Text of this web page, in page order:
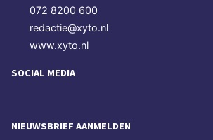
072 8200 600
redactie@xyto.nl
www.xyto.nl
SOCIAL MEDIA
NIEUWSBRIEF AANMELDEN